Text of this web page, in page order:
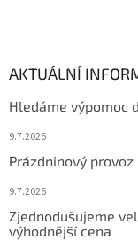
AKTUÁLNÍ
Hledáme výpomoc
9.7.2026
Prázdninový
9.7.2026
Zjednodušujeme
výhodnější cena